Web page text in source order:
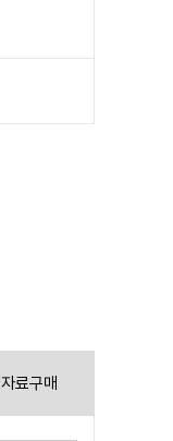
자료구매